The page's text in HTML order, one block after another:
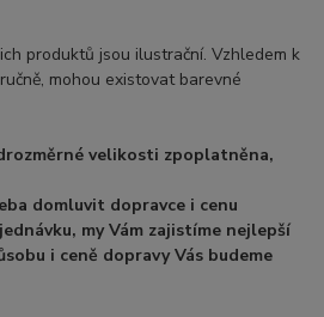
produktů jsou ilustrační. Vzhledem k
mohou existovat barevné
velikosti zpoplatněna,
domluvit dopravce i cenu
my Vám zajistíme nejlepší
i ceně dopravy Vás budeme